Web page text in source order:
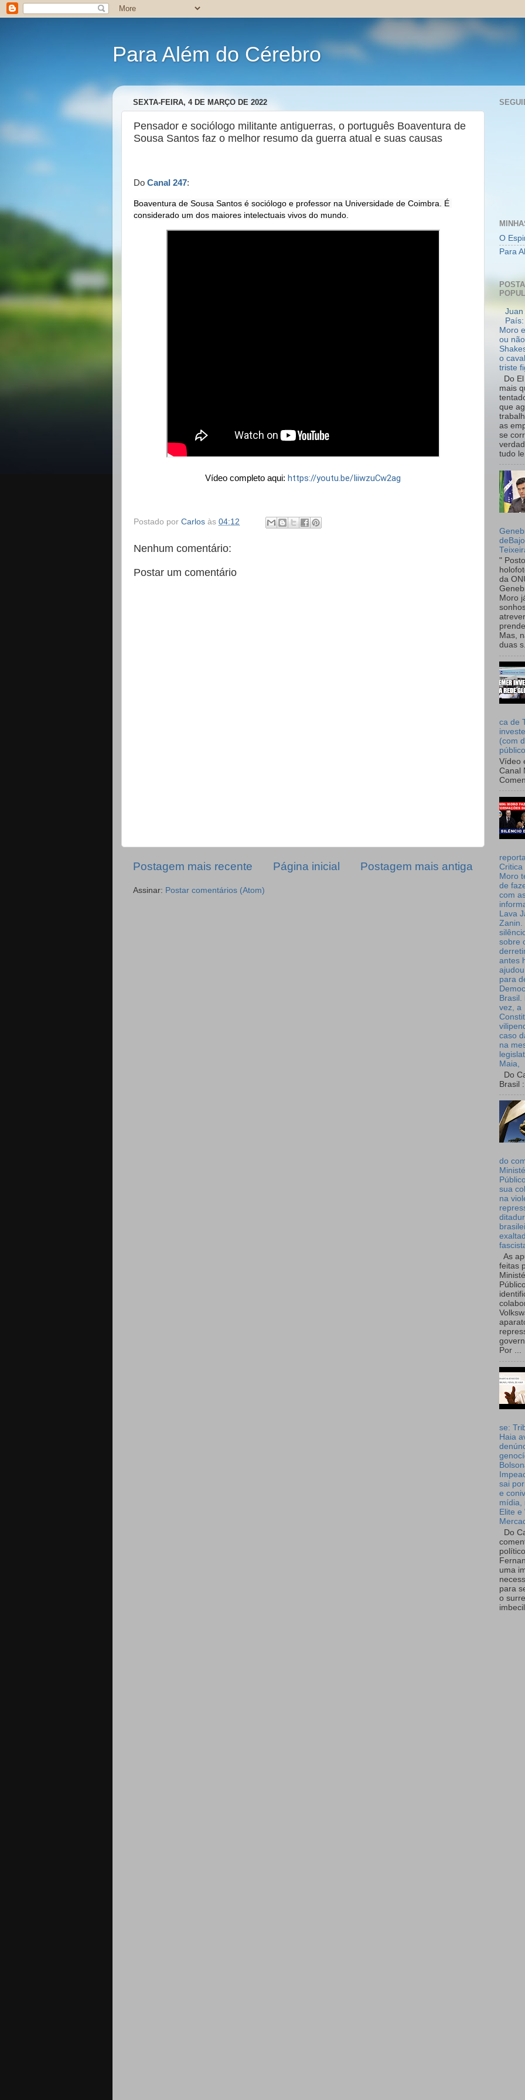
Para Além do Cérebro
SEXTA-FEIRA, 4 DE MARÇO DE 2022
Pensador e sociólogo militante antiguerras, o português Boaventura de
Sousa Santos faz o melhor resumo da guerra atual e suas causas
Do Canal 247:
Boaventura de Sousa Santos é sociólogo e professor na Universidade de Coimbra. É
considerado um dos maiores intelectuais vivos do mundo.
Vídeo completo aqui: https://youtu.be/IiiwzuCw2ag
Postado por Carlos às 04:12
Nenhum comentário:
Postar um comentário
Postagem mais recente Postagem mais antiga
Página inicial
Assinar: Postar comentários (Atom)
O
Para
Juan
Moro
ou
o
triste
Do
mais
que
as
se
tudo
"
da
Moro
Mas,
duas
ca de
(com
Vídeo
Canal
Critica
Moro
de
com
Lava
Zanin.
sobre
antes
para
Brasil.
vez, a
caso
na
Maia,
Do
Brasil :
do
sua
na
As
feitas
Por ...
se:
Haia
sai
e
mídia,
Elite e
Do
uma
para
o